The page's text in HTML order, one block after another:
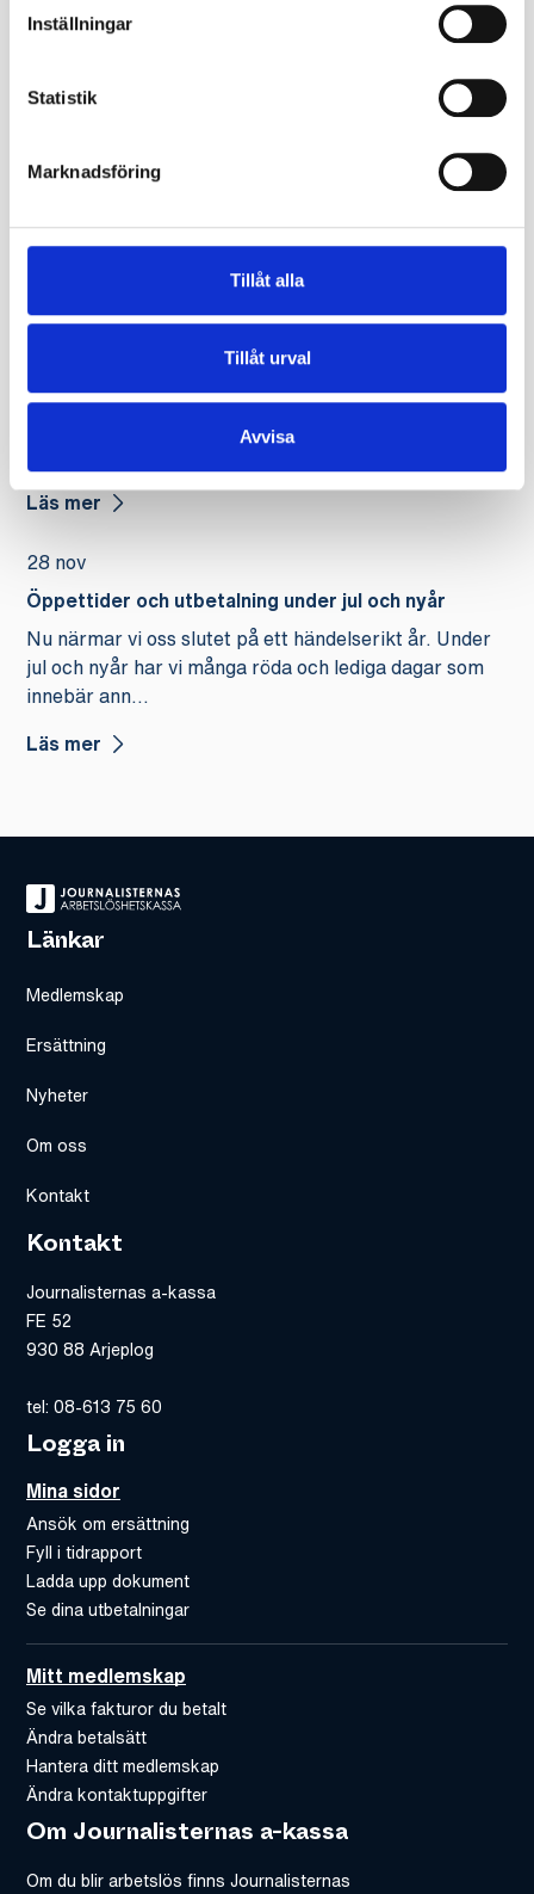
Inställningar
Statistik
Marknadsföring
Tillåt alla
Tillåt urval
Avvisa
Fler nyheter
Öppettider och utbetalningar under sommaren
Nu går vi snart in i sommaren och med detta kommer
semestern. Vi kommer därför att ha begränsade
11 maj
Dags för valmöte och ordinarie föreningsstämma
Välkommen till valmöte och ordinarie
föreningsstämma i Journalisternas a-kassa den 11 juni
Läs mer
28 nov
Öppettider och utbetalning under jul och nyår
Nu närmar vi oss slutet på ett händelserikt år. Under
jul och nyår har vi många röda och lediga dagar som
innebär ann...
Läs mer
Länkar
Medlemskap
Ersättning
Nyheter
Om oss
Kontakt
Kontakt
Journalisternas a-kassa
FE 52
930 88 Arjeplog
tel: 08-613 75 60
Logga in
Mina sidor
Ansök om ersättning
Fyll i tidrapport
Ladda upp dokument
Se dina utbetalningar
Mitt medlemskap
Se vilka fakturor du betalt
Ändra betalsätt
Hantera ditt medlemskap
Ändra kontaktuppgifter
Om Journalisternas a-kassa
Om du blir arbetslös finns Journalisternas